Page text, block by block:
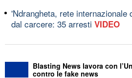
'Ndrangheta, rete
dal carcere: 35 arresti VIDEO
Blasting News lavora con
contro le fake news